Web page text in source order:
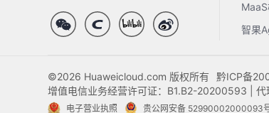
智果
©2026 Huaweicloud.com 版权所有 黔ICP备
增值电信业务经营许可证：B1.B2-20200593 |
电子营业执照 贵公网安备 52990002000093